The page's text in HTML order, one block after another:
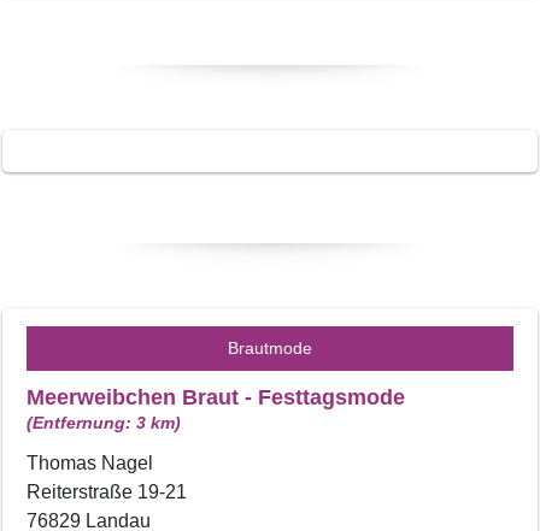
Brautmode
Meerweibchen Braut - Festtagsmode
(Entfernung: 3 km)
Thomas Nagel
Reiterstraße 19-21
76829 Landau